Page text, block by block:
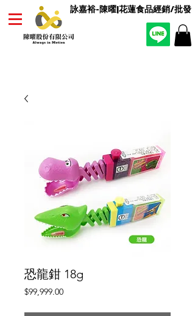
詠嘉裕-陳曜|花蓮食品經銷/批發
恐龍鉗 18g
$99,999.00價